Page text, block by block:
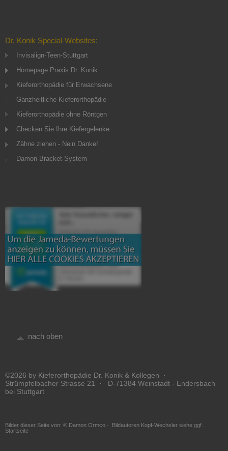
Dr. Konik Special-Websites:
Invisalign-Teen-Stuttgart
Homepage Praxis Dr. Konik
Kieferorthopädie für Erwachsene
Ganzheitliche Kieferorthopädie
Kieferorthopädie ohne Röntgen
Checken Sie Ihre Kiefergelenke
Zähne ziehen - Nein Danke!
Damon-Bracket-System
nach oben
©2026 by Kieferorthopädie Dr. Konik & Kollegen ·
Strümpfelbacher Strasse 21 · D-71384 Weinstadt - Endersbach
bei Stuttgart
Bilder dieser Seite von: © Damon Ormco · Bildautoren Kopf-Wechsler siehe ggf.
Startseite